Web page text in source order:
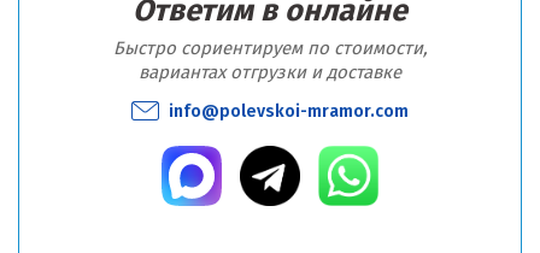
Ответим в онлайне
Быстро сориентируем по стоимости,
вариантах отгрузки и доставке
info@polevskoi-mramor.com